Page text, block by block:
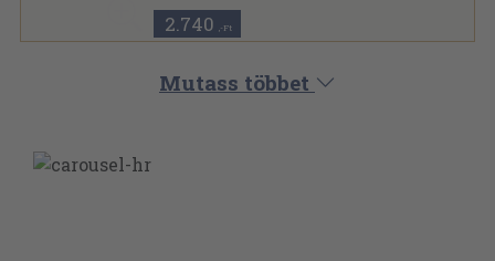
2.740 ,-Ft
Mutass többet